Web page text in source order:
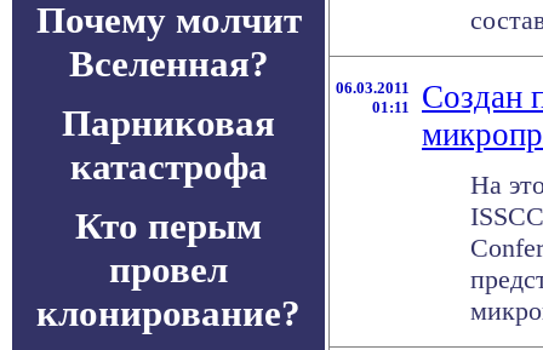
Почему молчит
Вселенная?
Парниковая
катастрофа
Кто перым
провел
клонирование?
06.03.2011
01:11
Создан
На